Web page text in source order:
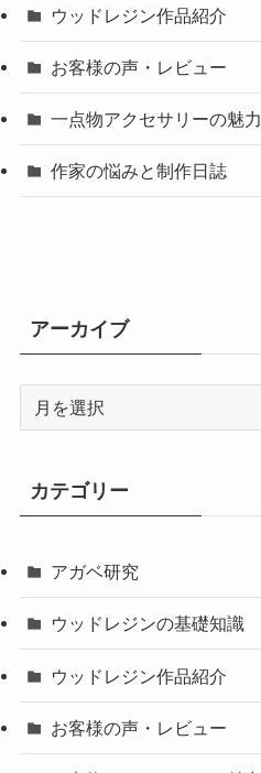
ウッドレジン作品紹介
お客様の声・レビュー
一点物アクセサリーの魅力
作家の悩みと制作日誌
アーカイブ
ブ
カテゴリー
アガベ研究
ウッドレジンの基礎知識
ウッドレジン作品紹介
お客様の声・レビュー